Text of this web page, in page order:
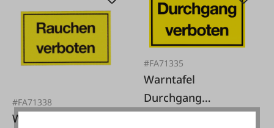
#FA71338
Warntafel 'Rauchen
#FA71335
Warntafel
Durchgang
verboten